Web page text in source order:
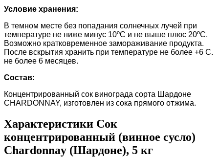
Условие хранения:
В темном месте без попадания солнечных лучей при
температуре не ниже минус 10ºС и не выше плюс 20ºС.
Возможно кратковременное замораживание продукта.
После вскрытия хранить при температуре не более +6 С.
не более 6 месяцев.
Состав:
Концентрированный сок винограда сорта Шардоне
CHARDONNAY, изготовлен из сока прямого отжима.
Характеристики Сок
концентрированный (винное сусло)
Chardonnay (Шардоне), 5 кг